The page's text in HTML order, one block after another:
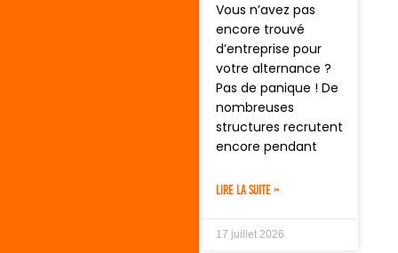
Vous n’avez pas
encore trouvé
d’entreprise pour
votre alternance ?
Pas de panique ! De
nombreuses
structures recrutent
encore pendant
LIRE LA SUITE »
17 juillet 2026